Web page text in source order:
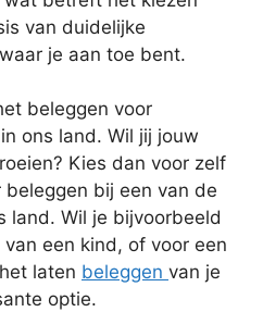
van duidelijke
je aan toe bent.
beleggen voor
ons land. Wil jij jouw
Kies dan voor zelf
bij een van de
land. Wil je bijvoorbeeld
een kind, of voor een
laten beleggen van je
optie.